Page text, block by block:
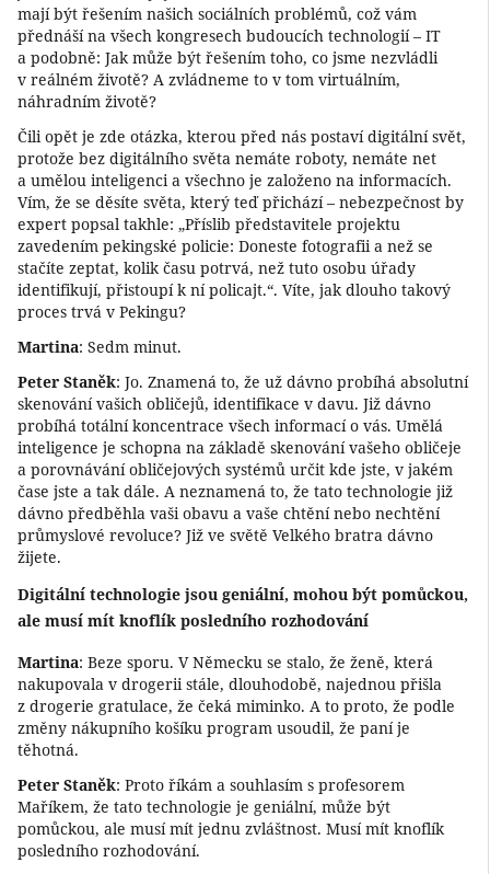
mají být řešením našich sociálních problémů, což vám
přednáší na všech kongresech budoucích technologií – IT
a podobně: Jak může být řešením toho, co jsme nezvládli
v reálném životě? A zvládneme to v tom virtuálním,
náhradním životě?
Čili opět je zde otázka, kterou před nás postaví digitální svět,
protože bez digitálního světa nemáte roboty, nemáte net
a umělou inteligenci a všechno je založeno na informacích.
Vím, že se děsíte světa, který teď přichází – nebezpečnost by
expert popsal takhle: „Příslib představitele projektu
zavedením pekingské policie: Doneste fotografii a než se
stačíte zeptat, kolik času potrvá, než tuto osobu úřady
identifikují, přistoupí k ní policajt.“. Víte, jak dlouho takový
proces trvá v Pekingu?
Martina: Sedm minut.
Peter Staněk: Jo. Znamená to, že už dávno probíhá absolutní
skenování vašich obličejů, identifikace v davu. Již dávno
probíhá totální koncentrace všech informací o vás. Umělá
inteligence je schopna na základě skenování vašeho obličeje
a porovnávání obličejových systémů určit kde jste, v jakém
čase jste a tak dále. A neznamená to, že tato technologie již
dávno předběhla vaši obavu a vaše chtění nebo nechtění
průmyslové revoluce? Již ve světě Velkého bratra dávno
žijete.
Digitální technologie jsou geniální, mohou být pomůckou,
ale musí mít knoflík posledního rozhodování
Martina: Beze sporu. V Německu se stalo, že ženě, která
nakupovala v drogerii stále, dlouhodobě, najednou přišla
z drogerie gratulace, že čeká miminko. A to proto, že podle
změny nákupního košíku program usoudil, že paní je
těhotná.
Peter Staněk: Proto říkám a souhlasím s profesorem
Maříkem, že tato technologie je geniální, může být
pomůckou, ale musí mít jednu zvláštnost. Musí mít knoflík
posledního rozhodování.